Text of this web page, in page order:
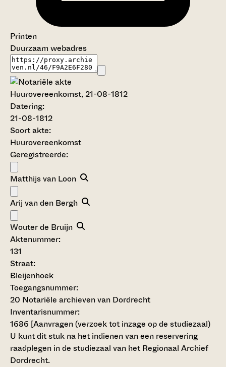
Printen
Duurzaam webadres
Huurovereenkomst, 21-08-1812
Datering:
21-08-1812
Soort akte:
Huurovereenkomst
Geregistreerde:
Matthijs van Loon
Arij van den Bergh
Wouter de Bruijn
Aktenummer:
131
Straat:
Bleijenhoek
Toegangsnummer:
20 Notariële archieven van Dordrecht
Inventarisnummer:
1686 [Aanvragen (verzoek tot inzage op de studiezaal)
U kunt dit stuk na het indienen van een reservering
raadplegen in de studiezaal van het Regionaal Archief
Dordrecht.